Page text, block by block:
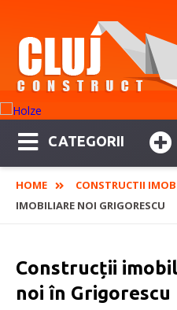
CATEGORII
HOME CONSTRUCTII
IMOBILIARE NOI GRIGORESCU
Construcții
noi în Grigorescu